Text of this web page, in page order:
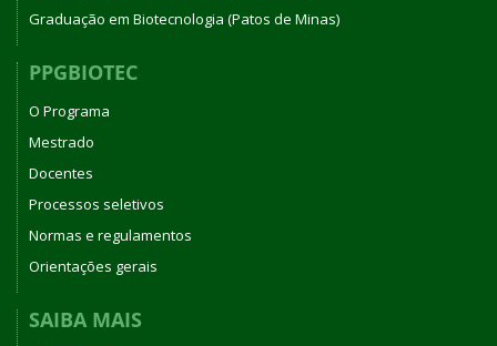
Graduação em Biotecnologia (Patos de Minas)
PPGBIOTEC
O Programa
Mestrado
Docentes
Processos seletivos
Normas e regulamentos
Orientações gerais
SAIBA MAIS